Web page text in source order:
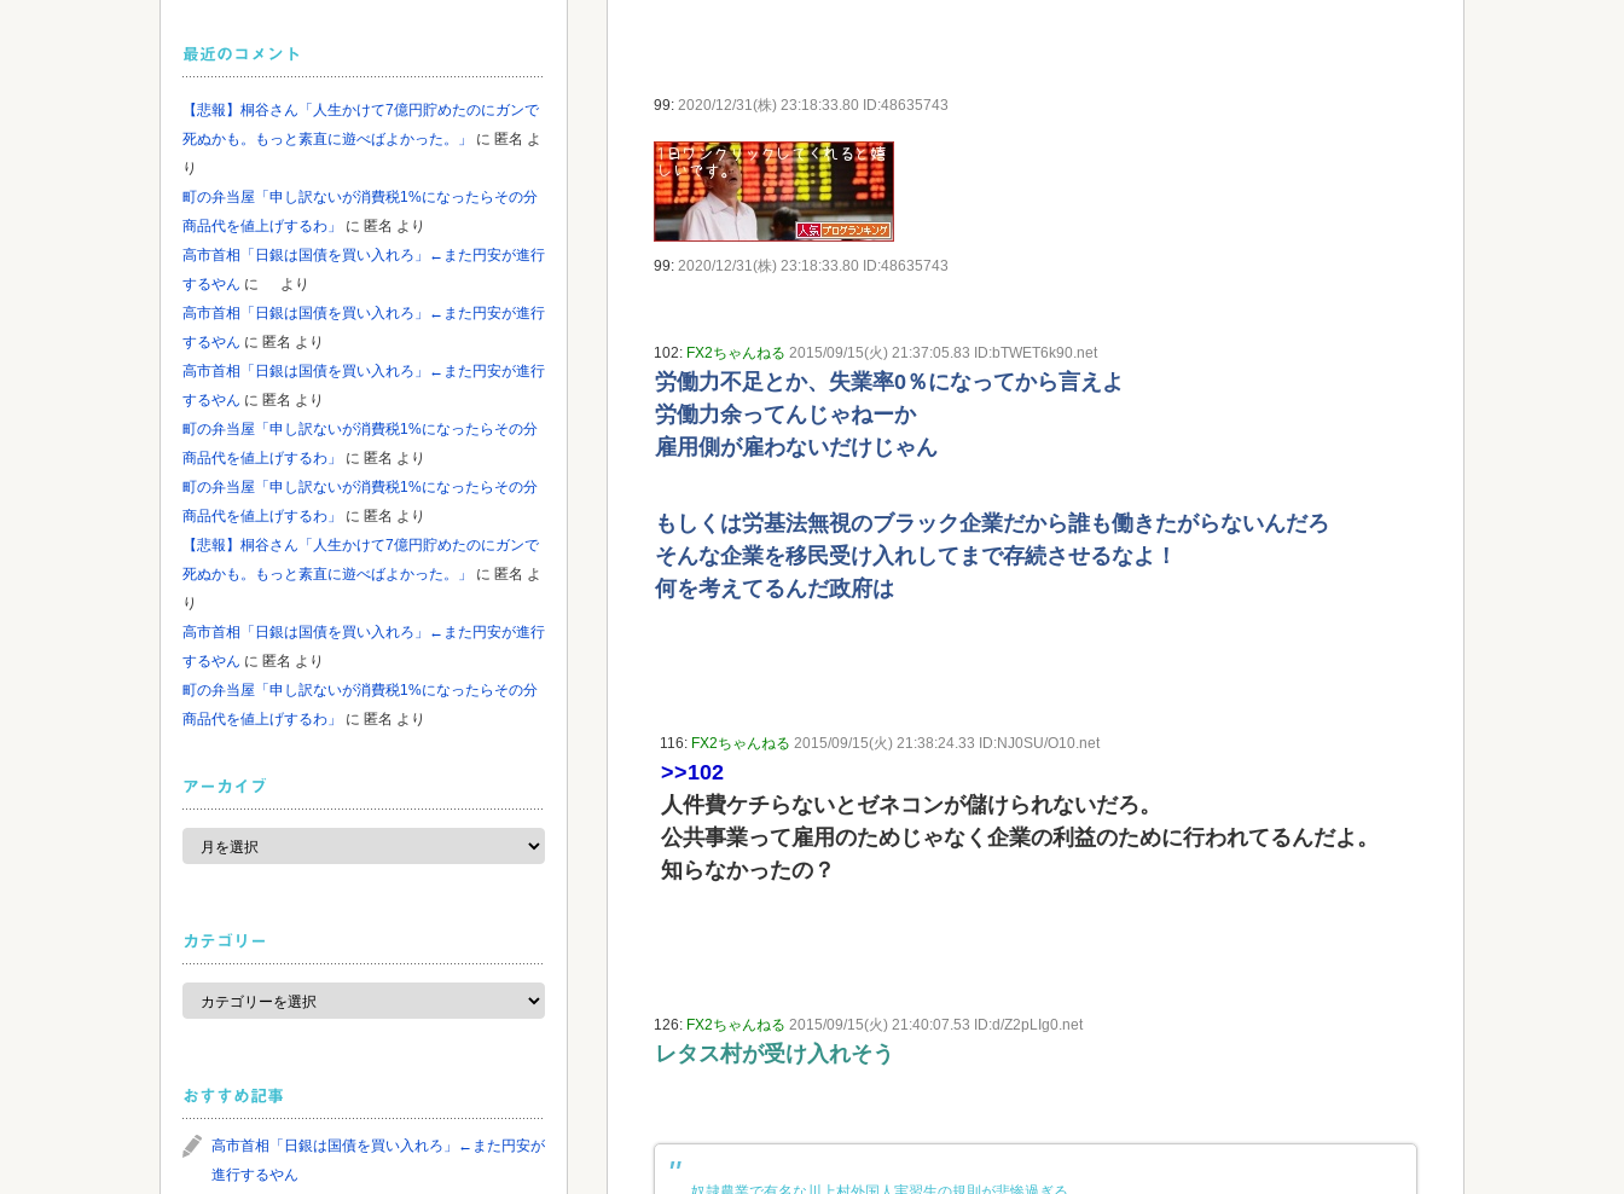
99: 2020/12/31(株) 23:18:33.80 ID:48635743
99: 2020/12/31(株) 23:18:33.80 ID:48635743
102: FX2ちゃんねる 2015/09/15(火) 21:37:05.83 ID:bTWET6k90.net
労働力不足とか、失業率0％になってから言えよ
労働力余ってんじゃねーか
雇用側が雇わないだけじゃん
もしくは労基法無視のブラック企業だから誰も働きたがらないんだろ
そんな企業を移民受け入れしてまで存続させるなよ！
何を考えてるんだ政府は
116: FX2ちゃんねる 2015/09/15(火) 21:38:24.33 ID:NJ0SU/O10.net
>>102
人件費ケチらないとゼネコンが儲けられないだろ。
公共事業って雇用のためじゃなく企業の利益のために行われてるんだよ。
知らなかったの？
126: FX2ちゃんねる 2015/09/15(火) 21:40:07.53 ID:d/Z2pLIg0.net
レタス村が受け入れそう
Powered by livedoor 相互RSS
最近のコメント
【悲報】桐谷さん「人生かけて7億円貯めたのにガンで
死ぬかも。もっと素直に遊べばよかった。」
に 匿名 よ
り
町の弁当屋「申し訳ないが消費税1%になったらその分
商品代を値上げするわ」
に 匿名 より
高市首相「日銀は国債を買い入れろ」←また円安が進行
するやん に
より
高市首相「日銀は国債を買い入れろ」←また円安が進行
するやん に 匿名 より
高市首相「日銀は国債を買い入れろ」←また円安が進行
するやん に 匿名 より
町の弁当屋「申し訳ないが消費税1%になったらその分
商品代を値上げするわ」
に 匿名 より
町の弁当屋「申し訳ないが消費税1%になったらその分
商品代を値上げするわ」
に 匿名 より
【悲報】桐谷さん「人生かけて7億円貯めたのにガンで
死ぬかも。もっと素直に遊べばよかった。」
に 匿名 よ
り
高市首相「日銀は国債を買い入れろ」←また円安が進行
するやん に 匿名 より
町の弁当屋「申し訳ないが消費税1%になったらその分
商品代を値上げするわ」
に 匿名 より
アーカイブ
ア
カ
カテゴリー
カ
ゴ
おすすめ記事
高市首相「日銀は国債を買い入れろ」←また円安が
進行するやん